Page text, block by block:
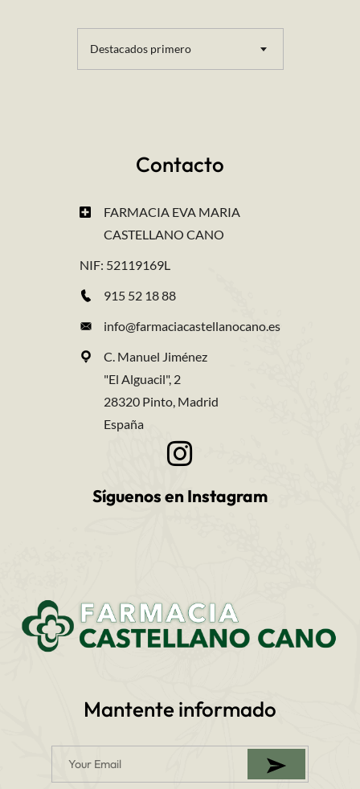
Destacados primero
Contacto
FARMACIA EVA MARIA
CASTELLANO CANO
NIF: 52119169L
915 52 18 88
info@farmaciacastellanocano.es
C. Manuel Jiménez
"El Alguacil", 2
28320 Pinto, Madrid
España
Síguenos en Instagram
Mantente informado